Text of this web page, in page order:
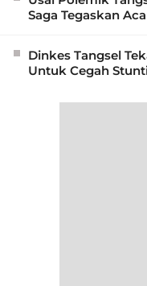
Saga Tegaskan
Dinkes Tangsel
Untuk Cegah